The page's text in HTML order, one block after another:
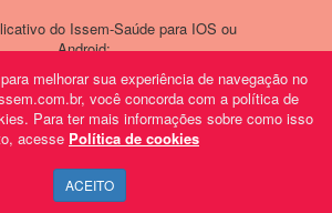
melhorar sua experiência de navegação no
você concorda com a política de
Para ter mais informações sobre como isso
acesse Política de cookies
ACEITO
do Issem-Saúde para IOS ou
Android: